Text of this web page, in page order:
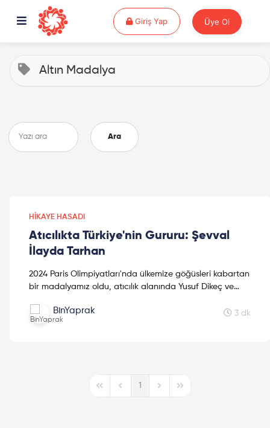
Giriş YapGiriş Yap Üye Ol
Altın Madalya
Ara
HIKAYE HASADI
Atıcılıkta Türkiye'nin Gururu: Şevval
İlayda Tarhan
2024 Paris Olimpiyatları'nda ülkemize göğüsleri kabartan
bir madalyamız oldu, atıcılık alanında Yusuf Dikeç ve
Atıcılık alanında kazandığımız ilk olimpiyat madalyasıydı
ve hem tüm Türkiye'yi gururlandırmış, hem de dünyada
yönlendirelim, genç sporcumuzun hayatını ve başarılarını
BinYaprak 3 dk
First PagePrevious Page
1
Next PageLast Page